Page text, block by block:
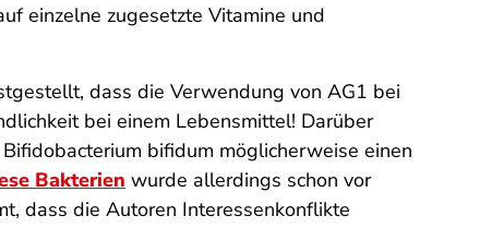
einzelne zugesetzte Vitamine und
dass die Verwendung von AG1 bei
bei einem Lebensmittel! Darüber
Bifidobacterium bifidum möglicherweise einen
Bakterien wurde allerdings schon vor
dass die Autoren Interessenkonflikte